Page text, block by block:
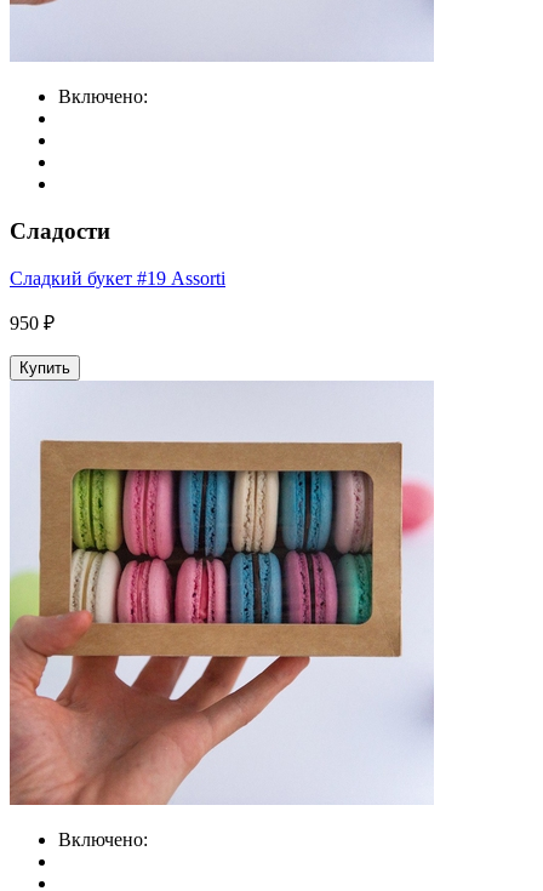
Включено:
Сладости
Сладкий букет #19 Assorti
950 ₽
Купить
Включено: